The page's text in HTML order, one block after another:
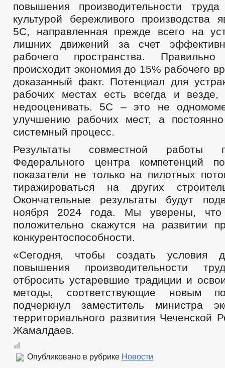
повышения производительности
культурой бережливого производства
5С, направленная прежде всего на
лишних движений за счет
рабочего пространства.
происходит экономия до 15% рабочего
доказанный факт. Потенциал для
рабочих местах есть всегда и
недооценивать. 5С – это не
улучшению рабочих мест, а
системный процесс.
Результаты совместной работы
Федерального центра компетенций
показатели не только на пилотных
тиражироваться на других
Окончательные результаты будут
ноября 2024 года. Мы уверены, что
положительно скажутся на развитии
конкурентоспособности.
«Сегодня, чтобы создать условия
повышения производительности
отбросить устаревшие традиции и
методы, соответствующие новым
подчеркнул заместитель министра
территориального развития Чеченской
Жамалдаев.
Опубликовано в рубрике Новости